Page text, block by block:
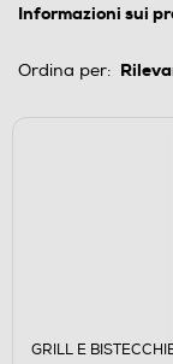
Informazioni sui
Ordina per:
GRILL E